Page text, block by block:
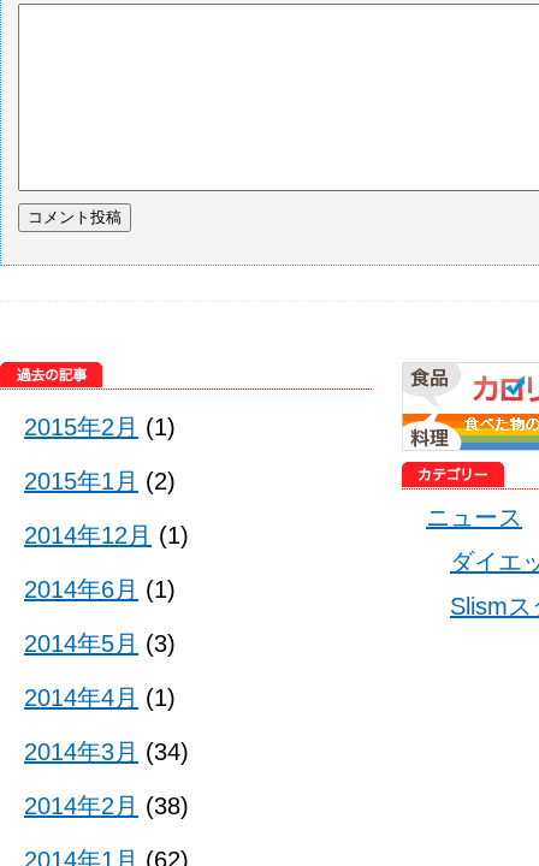
ニュース
ダイエ
Slism
2015年2月 (1)
2015年1月 (2)
2014年12月 (1)
2014年6月 (1)
2014年5月 (3)
2014年4月 (1)
2014年3月 (34)
2014年2月 (38)
2014年1月 (62)